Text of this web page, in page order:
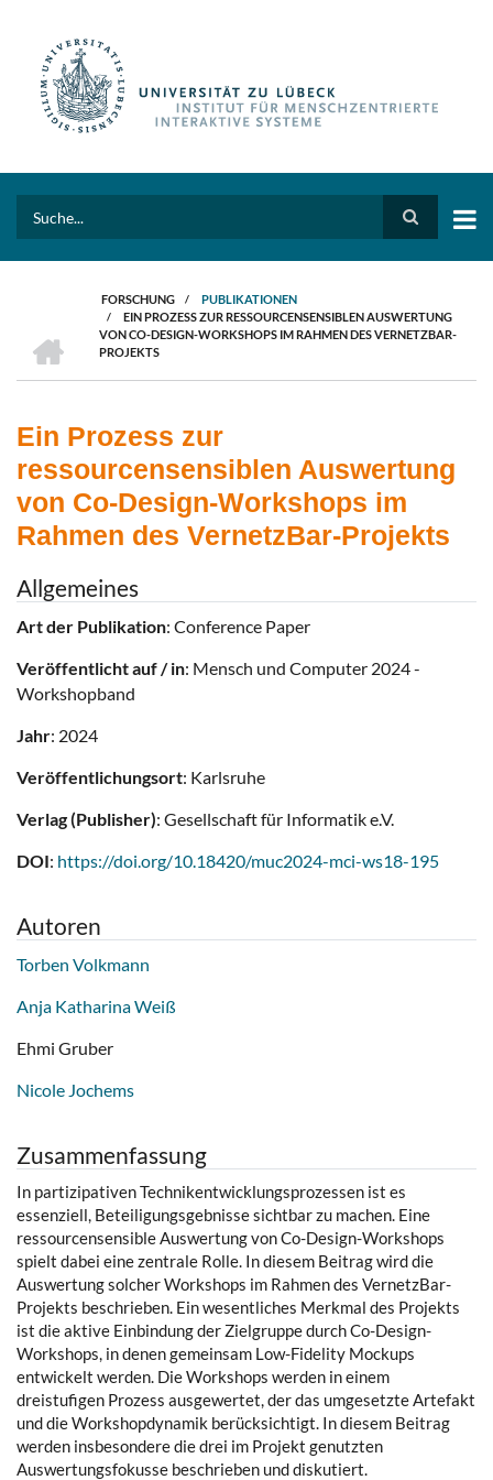
PFADNAVIGATION
FORSCHUNG / PUBLIKATIONEN
/
EIN PROZESS ZUR RESSOURCENSENSIBLEN AUSWERTUNG
VON CO-DESIGN-WORKSHOPS IM RAHMEN DES VERNETZBAR-
PROJEKTS
Ein Prozess zur
ressourcensensiblen Auswertung
von Co-Design-Workshops im
Rahmen des VernetzBar-Projekts
Allgemeines
Art der Publikation: Conference Paper
Veröffentlicht auf / in: Mensch und Computer 2024 -
Workshopband
Jahr: 2024
Veröffentlichungsort: Karlsruhe
Verlag (Publisher): Gesellschaft für Informatik e.V.
DOI: https://doi.org/10.18420/muc2024-mci-ws18-195
Autoren
Torben Volkmann
Anja Katharina Weiß
Ehmi Gruber
Nicole Jochems
Zusammenfassung
In partizipativen Technikentwicklungsprozessen ist es
essenziell, Beteiligungsgebnisse sichtbar zu machen. Eine
ressourcensensible Auswertung von Co-Design-Workshops
spielt dabei eine zentrale Rolle. In diesem Beitrag wird die
Auswertung solcher Workshops im Rahmen des VernetzBar-
Projekts beschrieben. Ein wesentliches Merkmal des Projekts
ist die aktive Einbindung der Zielgruppe durch Co-Design-
Workshops, in denen gemeinsam Low-Fidelity Mockups
entwickelt werden. Die Workshops werden in einem
dreistufigen Prozess ausgewertet, der das umgesetzte Artefakt
und die Workshopdynamik berücksichtigt. In diesem Beitrag
werden insbesondere die drei im Projekt genutzten
Auswertungsfokusse beschrieben und diskutiert.